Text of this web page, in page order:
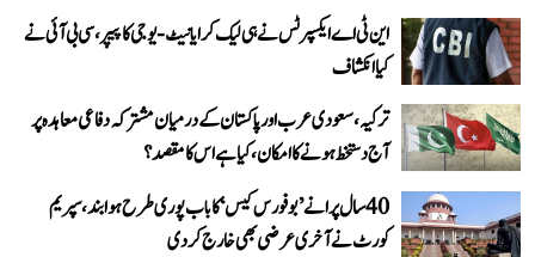
این ٹی اے ایکسپرٹس نے ہی لیک کرایا نیٹ-یوجی کا پیپر، سی بی آئی نے
کیا انکشاف
ترکیہ، سعودی عرب اور پاکستان کے درمیان مشترکہ دفاعی معاہدہ پر
آج دستخط ہونے کا امکان، کیا ہے اس کا مقصد؟
40 سال پرانے ’بوفورس کیس‘ کا باب پوری طرح ہوا بند، سپریم
کورٹ نے آخری عرضی بھی خارج کر دی